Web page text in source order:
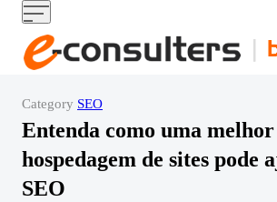
Skip to content
Category SEO
Entenda como uma melhor
hospedagem de sites pode
SEO